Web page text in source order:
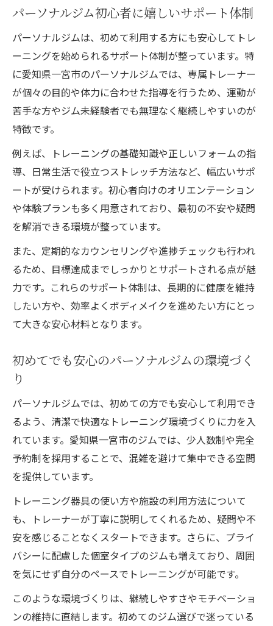
パーソナルジム初心者に嬉しいサポート体制
パーソナルジムは、初めて利用する方にも安心してトレ
ーニングを始められるサポート体制が整っています。特
に愛知県一宮市のパーソナルジムでは、専属トレーナー
が個々の目的や体力に合わせた指導を行うため、運動が
苦手な方やジム未経験者でも無理なく継続しやすいのが
特徴です。
例えば、トレーニングの基礎知識や正しいフォームの指
導、日常生活で役立つストレッチ方法など、幅広いサポ
ートが受けられます。初心者向けのオリエンテーション
や体験プランも多く用意されており、最初の不安や疑問
を解消できる環境が整っています。
また、定期的なカウンセリングや進捗チェックも行われ
るため、目標達成までしっかりとサポートされる点が魅
力です。これらのサポート体制は、長期的に健康を維持
したい方や、効率よくボディメイクを進めたい方にとっ
て大きな安心材料となります。
初めてでも安心のパーソナルジムの環境づく
り
パーソナルジムでは、初めての方でも安心して利用でき
るよう、清潔で快適なトレーニング環境づくりに力を入
れています。愛知県一宮市のジムでは、少人数制や完全
予約制を採用することで、混雑を避けて集中できる空間
を提供しています。
トレーニング器具の使い方や施設の利用方法について
も、トレーナーが丁寧に説明してくれるため、疑問や不
安を感じることなくスタートできます。さらに、プライ
バシーに配慮した個室タイプのジムも増えており、周囲
を気にせず自分のペースでトレーニングが可能です。
このような環境づくりは、継続しやすさやモチベーショ
ンの維持に直結します。初めてのジム選びで迷っている